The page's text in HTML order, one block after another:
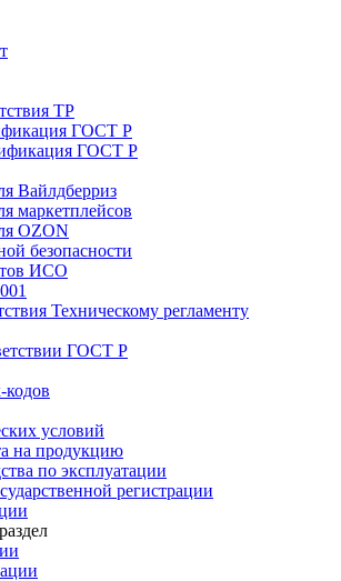
ТР
ГОСТ Р
ГОСТ Р
Вайлдберриз
маркетплейсов
OZON
безопасности
ИСО
Техническому регламенту
ГОСТ Р
кодов
условий
на продукцию
по эксплуатации
регистрации